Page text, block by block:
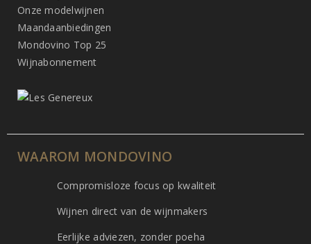
Onze modelwijnen
Maandaanbiedingen
Mondovino Top 25
Wijnabonnement
WAAROM MONDOVINO
Compromisloze focus op kwaliteit
Wijnen direct van de wijnmakers
Eerlijke adviezen, zonder poeha